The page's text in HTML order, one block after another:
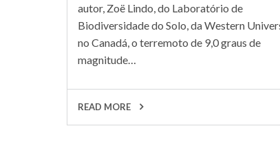
autor, Zoë Lindo, do Laboratório de
Biodiversidade do Solo, da Western
no Canadá, o terremoto de 9,0 graus de
magnitude…
READ MORE